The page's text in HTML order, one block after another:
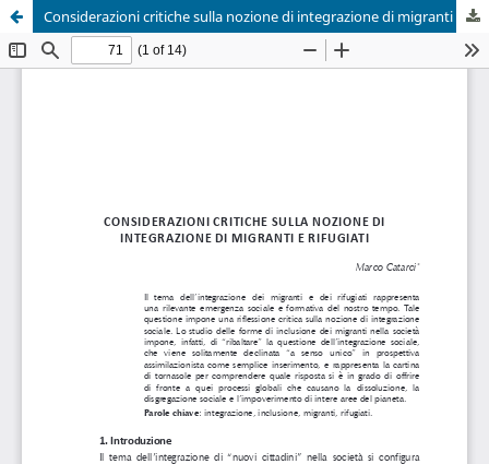
Considerazioni critiche sulla nozione di integrazione di migranti e rifugiati